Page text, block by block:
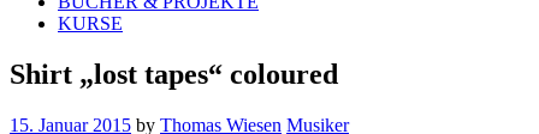
KURSE
Shirt „lost tapes“ coloured
15. Januar 2015 by Thomas Wiesen Musiker